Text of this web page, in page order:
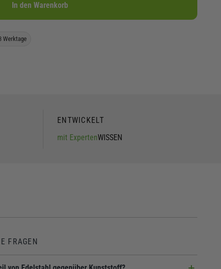
In den Warenkorb
Werktage
ENTWICKELT
mit ExpertenWISSEN
FRAGEN